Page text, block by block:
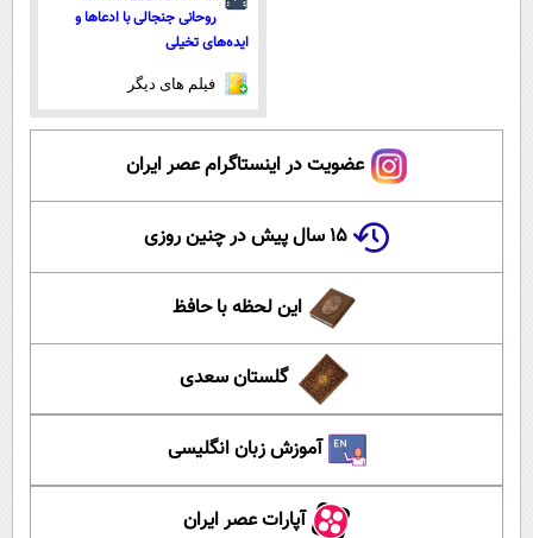
روحانی جنجالی با ادعاها و
ایده‌های تخیلی
فیلم های دیگر
عضویت در اینستاگرام عصر ایران
۱۵ سال پیش در چنین روزی
این لحظه با حافظ
گلستان سعدی
آموزش زبان انگلیسی
آپارات عصر ایران